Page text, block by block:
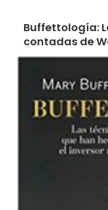
Buffettología:
contadas de